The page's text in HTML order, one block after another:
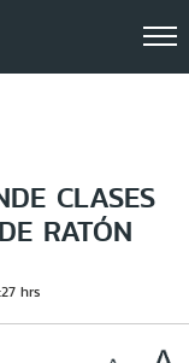
CLASES
RATÓN
hrs